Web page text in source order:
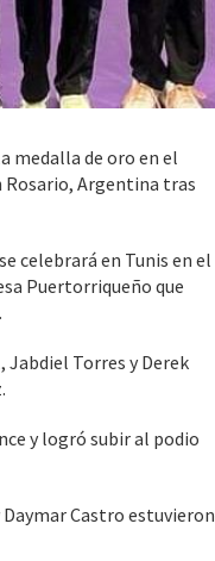
medalla de oro en el
Rosario, Argentina tras
celebrará en Tunis en el
Puertorriqueño que
Torres y Derek
y logró subir al podio
Castro estuvieron